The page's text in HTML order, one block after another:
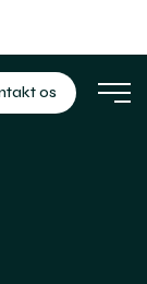
os